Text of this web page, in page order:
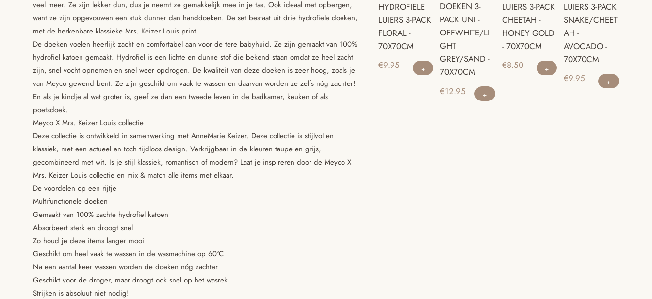
veel meer. Ze zijn lekker dun, dus je neemt ze gemakkelijk mee in je tas. Ook ideaal met opbergen,
want ze zijn opgevouwen een stuk dunner dan handdoeken. De set bestaat uit drie hydrofiele doeken,
met de herkenbare klassieke Mrs. Keizer Louis print.
De doeken voelen heerlijk zacht en comfortabel aan voor de tere babyhuid. Ze zijn gemaakt van 100%
hydrofiel katoen gemaakt. Hydrofiel is een lichte en dunne stof die bekend staan omdat ze heel zacht
zijn, snel vocht opnemen en snel weer opdrogen. De kwaliteit van deze doeken is zeer hoog, zoals je
van Meyco gewend bent. Ze zijn geschikt om vaak te wassen en daarvan worden ze zelfs nóg zachter!
En als je kindje al wat groter is, geef ze dan een tweede leven in de badkamer, keuken of als
poetsdoek.
Meyco X Mrs. Keizer Louis collectie
Deze collectie is ontwikkeld in samenwerking met AnneMarie Keizer. Deze collectie is stijlvol en
klassiek, met een actueel en toch tijdloos design. Verkrijgbaar in de kleuren taupe en grijs,
gecombineerd met wit. Is je stijl klassiek, romantisch of modern? Laat je inspireren door de Meyco X
Mrs. Keizer Louis collectie en mix & match alle items met elkaar.
De voordelen op een rijtje
Multifunctionele doeken
Gemaakt van 100% zachte hydrofiel katoen
Absorbeert sterk en droogt snel
Zo houd je deze items langer mooi
Geschikt om heel vaak te wassen in de wasmachine op 60°C
Na een aantal keer wassen worden de doeken nóg zachter
Geschikt voor de droger, maar droogt ook snel op het wasrek
Strijken is absoluut niet nodig!
HYDROFIELE
LUIERS 3-PACK
FLORAL -
70X70CM
€9.95
DOEKEN 3-
PACK UNI -
OFFWHITE/LI
GHT
GREY/SAND -
70X70CM
€12.95
LUIERS 3-PACK
CHEETAH -
HONEY GOLD
- 70X70CM
€8.50
LUIERS 3-PACK
SNAKE/CHEET
AH -
AVOCADO -
70X70CM
€9.95